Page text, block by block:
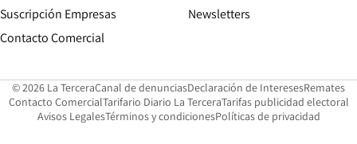
Suscripción Empresas
Contacto ComercialOpens in new window
Newsletters
© 2026 La TerceraCanal de denunciasOpens in new window
Declaración de InteresesOpens in
Remates
Contacto ComercialOpens in new window
Tarifario Diario La TerceraOpens in new window
Tarifas publicidad electoral
Avisos LegalesOpens in new window
Términos y condicionesPolíticas de privacidad